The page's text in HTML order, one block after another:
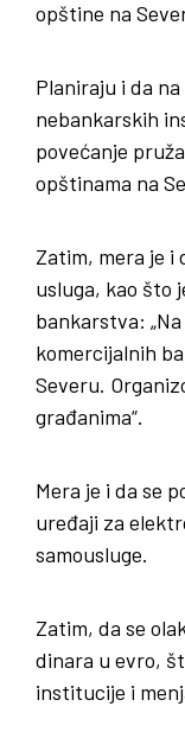
opštine na
Planiraju i da
nebankarskih
povećanje
opštinama na
Zatim, mera je i
usluga, kao što
bankarstva:
komercijalnih
Severu.
građanima“.
Mera je i da se
uređaji za
samousluge.
Zatim, da se
dinara u evro,
institucije i